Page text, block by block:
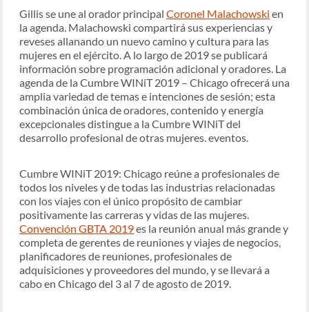
Gillis se une al orador principal Coronel Malachowski en
la agenda. Malachowski compartirá sus experiencias y
reveses allanando un nuevo camino y cultura para las
mujeres en el ejército. A lo largo de 2019 se publicará
información sobre programación adicional y oradores. La
agenda de la Cumbre WINiT 2019 – Chicago ofrecerá una
amplia variedad de temas e intenciones de sesión; esta
combinación única de oradores, contenido y energía
excepcionales distingue a la Cumbre WINiT del
desarrollo profesional de otras mujeres. eventos.
Cumbre WINiT 2019: Chicago reúne a profesionales de
todos los niveles y de todas las industrias relacionadas
con los viajes con el único propósito de cambiar
positivamente las carreras y vidas de las mujeres.
Convención GBTA 2019es la reunión anual más grande y
completa de gerentes de reuniones y viajes de negocios,
planificadores de reuniones, profesionales de
adquisiciones y proveedores del mundo, y se llevará a
cabo en Chicago del 3 al 7 de agosto de 2019.